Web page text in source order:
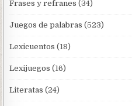
Frases y refranes (34)
Juegos de palabras (523)
Lexicuentos (18)
Lexijuegos (16)
Literatas (24)